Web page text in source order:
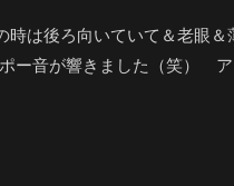
時は後ろ向いていて＆老
ー音が響きました（笑）